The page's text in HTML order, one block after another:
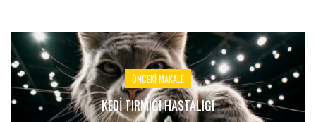
ÖNCEKI MAKALE
KEDI TIRMIĞI HASTALIĞI